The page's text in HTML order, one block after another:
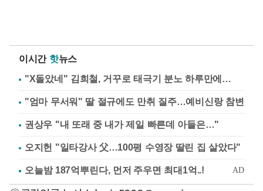
이시간 핫뉴스
"X돌았네" 김희철, 거꾸로 태극기 분노 하루만에…
"엄마 무서워" 딸 절규에도 만취 질주…예비신랑 참변
권상우 "내 또래 중 내가 제일 빠른데 아들은…"
오지헌 "일타강사 父…100평 수영장 딸린 집 살았다"